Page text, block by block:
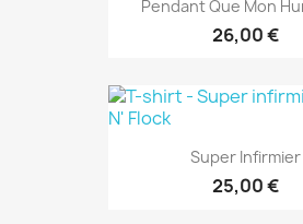
Pendant Que Mon
26,00 €
Super Infirmier
25,00 €